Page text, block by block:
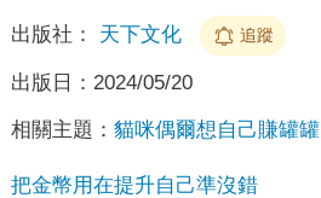
出版社： 天下文化 追蹤
出版日： 2024/05/20
相關主題： 貓咪偶爾想自己賺罐罐
把金幣用在提升自己準沒錯